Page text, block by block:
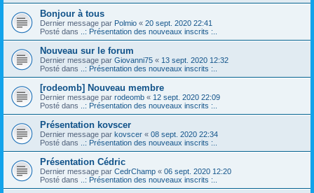
Bonjour à tous
Dernier message par Polmio « 20 sept. 2020 22:41
Posté dans
..: Présentation des nouveaux inscrits :..
Nouveau sur le forum
Dernier message par Giovanni75 « 13 sept. 2020 12:32
Posté dans
..: Présentation des nouveaux inscrits :..
[rodeomb] Nouveau membre
Dernier message par rodeomb « 12 sept. 2020 22:09
Posté dans
..: Présentation des nouveaux inscrits :..
Présentation kovscer
Dernier message par kovscer « 08 sept. 2020 22:34
Posté dans
..: Présentation des nouveaux inscrits :..
Présentation Cédric
Dernier message par CedrChamp « 06 sept. 2020 12:20
Posté dans
..: Présentation des nouveaux inscrits :..